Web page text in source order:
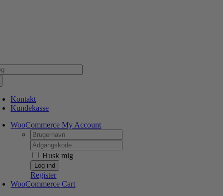
Kontakt
Kundekasse
WooCommerce My Account
Username:
Password:
Husk mig
Register
WooCommerce Cart